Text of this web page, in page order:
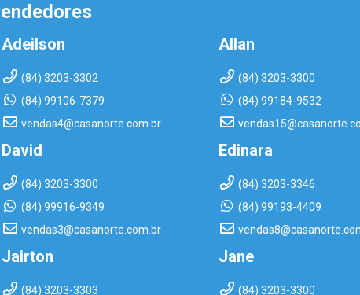
Adeilson
(84) 3203-3302
(84) 99106-7379
vendas4@casanorte.com.br
Allan
(84) 3203-3300
(84) 99184-9532
David
(84) 3203-3300
(84) 99916-9349
vendas3@casanorte.com.br
Edinara
(84) 3203-3346
(84) 99193-4409
Jairton
(84) 3203-3303
Jane
(84) 3203-3300